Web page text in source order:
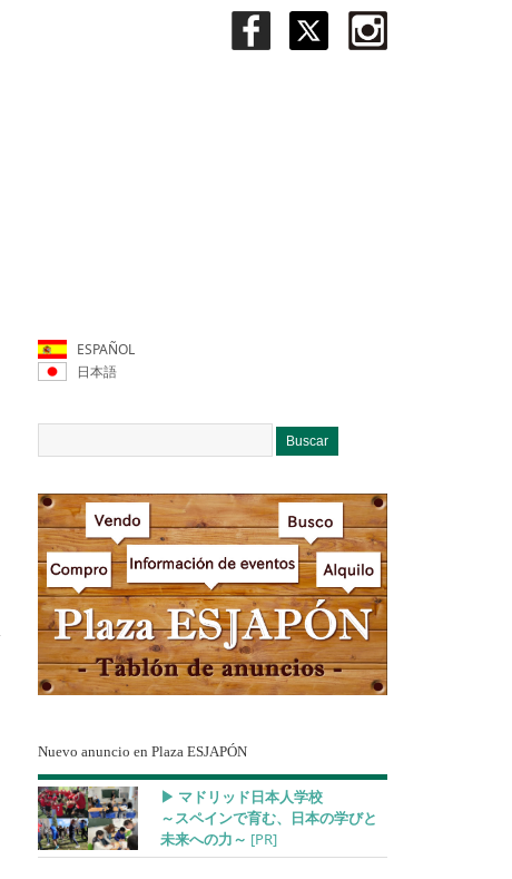
ESPAÑOL
日本語
Nuevo anuncio en Plaza ESJAPÓN
▶︎ マドリッド日本人学校
～スペインで育む、日本の学びと
未来への力～ [PR]